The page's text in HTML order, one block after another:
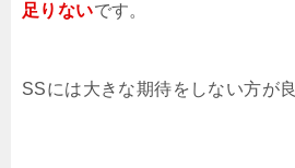
足りないです。
SSには大きな期待をしない方が